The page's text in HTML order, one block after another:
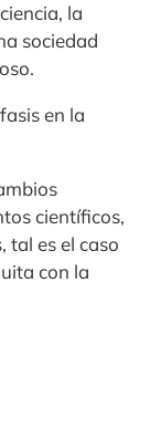
la
sociedad
en la
científicos,
tal es el caso
con la